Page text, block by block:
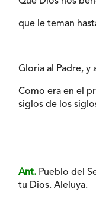
que le teman
Gloria al Padre, y
Como era en el
siglos de los
Ant. Pueblo del
tu Dios. Aleluya.